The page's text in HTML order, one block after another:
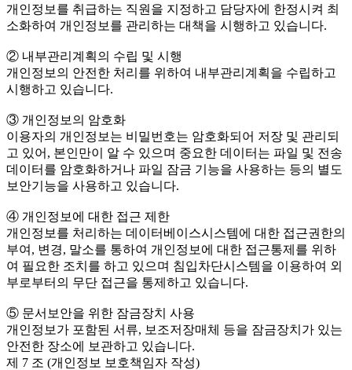
개인정보를 취급하는 직원을 지정하고 담당자에 한정시켜 최
소화하여 개인정보를 관리하는 대책을 시행하고 있습니다.
② 내부관리계획의 수립 및 시행
개인정보의 안전한 처리를 위하여 내부관리계획을 수립하고
시행하고 있습니다.
③ 개인정보의 암호화
이용자의 개인정보는 비밀번호는 암호화되어 저장 및 관리되
고 있어, 본인만이 알 수 있으며 중요한 데이터는 파일 및 전송
데이터를 암호화하거나 파일 잠금 기능을 사용하는 등의 별도
보안기능을 사용하고 있습니다.
④ 개인정보에 대한 접근 제한
개인정보를 처리하는 데이터베이스시스템에 대한 접근권한의
부여, 변경, 말소를 통하여 개인정보에 대한 접근통제를 위하
여 필요한 조치를 하고 있으며 침입차단시스템을 이용하여 외
부로부터의 무단 접근을 통제하고 있습니다.
⑤ 문서보안을 위한 잠금장치 사용
개인정보가 포함된 서류, 보조저장매체 등을 잠금장치가 있는
안전한 장소에 보관하고 있습니다.
제 7 조 (개인정보 보호책임자 작성)